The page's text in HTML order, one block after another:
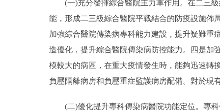
(一)充分發揮綜合醫院主力軍作用。在二三級
能，形成二三級綜合醫院平戰結合的防疫設施佈
加強綜合醫院傳染病專科能力建設，提升疑難重
造優化，提升綜合醫院傳染病防控能力。四是加
模較大的病區，在重大疫情發生時，能夠迅速轉
負壓隔離病房和負壓重症監護病房配備。對於現
(二)優化提升專科傳染病醫院功能定位。專科